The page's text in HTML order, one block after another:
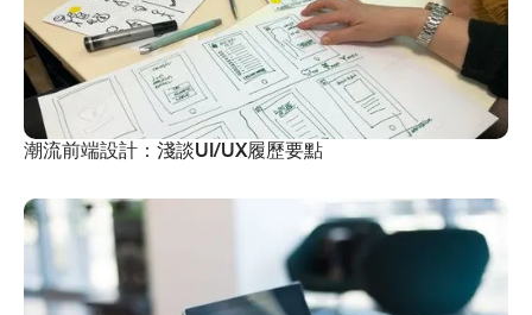
潮流前端設計：淺談UI/UX履歷要點